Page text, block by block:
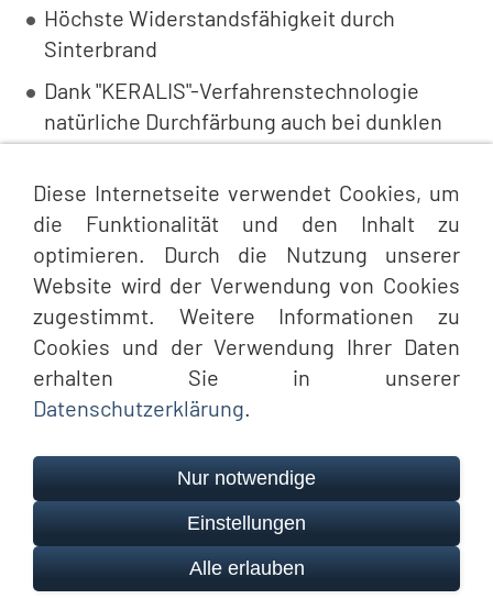
Höchste Widerstandsfähigkeit durch
Sinterbrand
Dank "KERALIS"-Verfahrenstechnologie
natürliche Durchfärbung auch bei dunklen
Farben
Bis 10 Dachneigung einsetzbar
Erfüllt optimale technische
Voraussetzungen
ImpressumDatenschutzCookiesBarrierefreiheit
© Schmoock Design
Diese Internetseite verwendet Cookies, um
die Funktionalität und den Inhalt zu
optimieren. Durch die Nutzung unserer
Website wird der Verwendung von Cookies
zugestimmt. Weitere Informationen zu
Cookies und der Verwendung Ihrer Daten
erhalten Sie in unserer
Datenschutzerklärung.
Nur notwendige
Einstellungen
Alle erlauben